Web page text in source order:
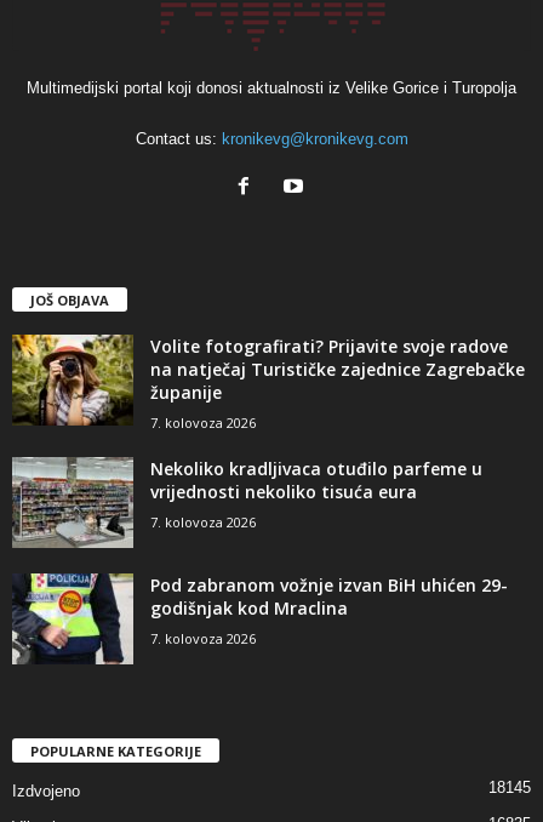
Multimedijski portal koji donosi aktualnosti iz Velike Gorice i Turopolja
Contact us: kronikevg@kronikevg.com
JOŠ OBJAVA
Volite fotografirati? Prijavite svoje radove
na natječaj Turističke zajednice Zagrebačke
županije
7. kolovoza 2026
Nekoliko kradljivaca otuđilo parfeme u
vrijednosti nekoliko tisuća eura
7. kolovoza 2026
Pod zabranom vožnje izvan BiH uhićen 29-
godišnjak kod Mraclina
7. kolovoza 2026
POPULARNE KATEGORIJE
Izdvojeno 18145